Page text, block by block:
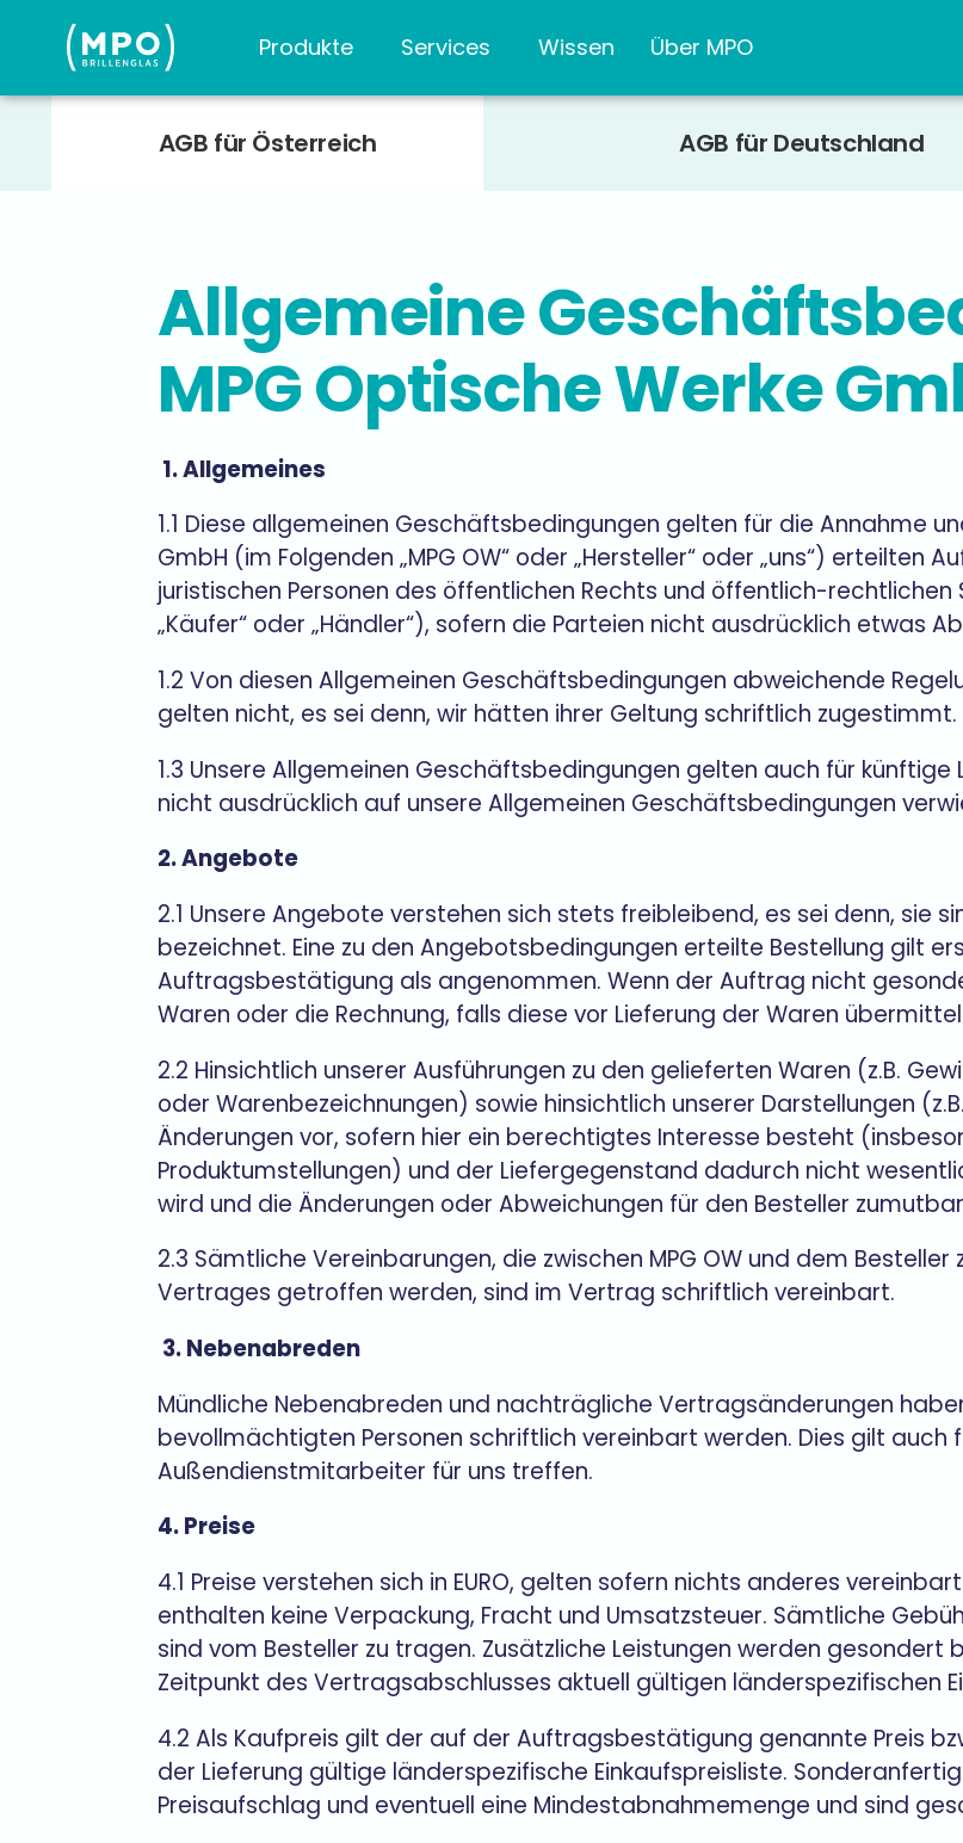
Produkte Services Wissen Über MPO
AGB für Österreich AGB für Deutschland
Allgemeine
MPG Optische Werke
1.Allgemeines
1.1 Diese allgemeinen Geschäftsbedingungen gelten für die Annahme
GmbH (im Folgenden „MPG OW“ oder „Hersteller“ oder „uns“) erteilten
juristischen Personen des öffentlichen Rechts und öffentlich-rechtlichen
„Käufer“ oder „Händler“), sofern die Parteien nicht ausdrücklich etwas
1.2 Von diesen Allgemeinen Geschäftsbedingungen abweichende
gelten nicht, es sei denn, wir hätten ihrer Geltung schriftlich zugestimmt.
1.3 Unsere Allgemeinen Geschäftsbedingungen gelten auch für künftige
nicht ausdrücklich auf unsere Allgemeinen Geschäftsbedingungen
2. Angebote
2.1 Unsere Angebote verstehen sich stets freibleibend, es sei denn, sie
bezeichnet. Eine zu den Angebotsbedingungen erteilte Bestellung gilt
Auftragsbestätigung als angenommen. Wenn der Auftrag nicht
Waren oder die Rechnung, falls diese vor Lieferung der Waren
2.2 Hinsichtlich unserer Ausführungen zu den gelieferten Waren (z.B.
oder Warenbezeichnungen) sowie hinsichtlich unserer Darstellungen
Änderungen vor, sofern hier ein berechtigtes Interesse besteht
Produktumstellungen) und der Liefergegenstand dadurch nicht
wird und die Änderungen oder Abweichungen für den Besteller
2.3 Sämtliche Vereinbarungen, die zwischen MPG OW und dem
Vertrages getroffen werden, sind im Vertrag schriftlich vereinbart.
3. Nebenabreden
Mündliche Nebenabreden und nachträgliche Vertragsänderungen
bevollmächtigten Personen schriftlich vereinbart werden. Dies gilt auch
Außendienstmitarbeiter für uns treffen.
4. Preise
4.1 Preise verstehen sich in EURO, gelten sofern nichts anderes
enthalten keine Verpackung, Fracht und Umsatzsteuer. Sämtliche
sind vom Besteller zu tragen. Zusätzliche Leistungen werden gesondert
Zeitpunkt des Vertragsabschlusses aktuell gültigen länderspezifischen
4.2 Als Kaufpreis gilt der auf der Auftragsbestätigung genannte Preis
der Lieferung gültige länderspezifische Einkaufspreisliste.
Preisaufschlag und eventuell eine Mindestabnahmemenge und sind